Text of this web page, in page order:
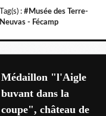
Tag(s) : #Musée des Terre-
Neuvas - Fécamp
Médaillon "l'Aigle
buvant dans la
coupe", château de